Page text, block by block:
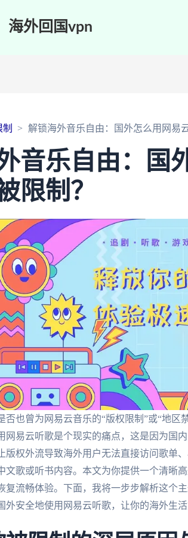
海外回国vpn
解锁海外音乐自由：国外怎么用网易
音乐自由：国
限制？
否也曾为网易云音乐的“版权限制”或“地区
网易云听歌是个现实的痛点，这是因为国
版权外流导致海外用户无法直接访问歌单
文歌或听书内容。本文为你提供一个清晰
复流畅体验。下面，我将一步步解析这个
外安全地使用网易云听歌，让你的海外生活